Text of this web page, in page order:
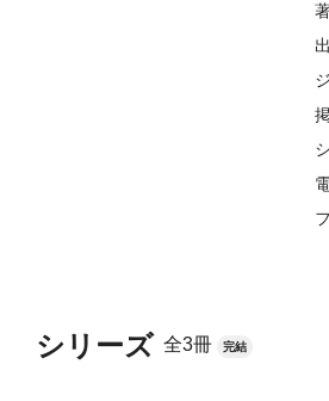
シリーズ 全3冊 完結